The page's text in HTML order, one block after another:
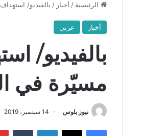
الرئيسية / أخبار / بالفيديو/
أخبار عربي
بالفيديو/
مسيّرة في
نيوز بلوس 14 سبتمبر، 2019
فيسبوك X لينكدإن